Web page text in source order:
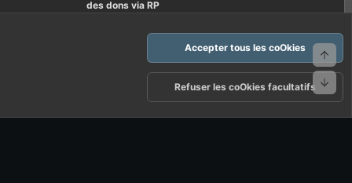
des dons via RP
Politique de confidentialité Aide
R
S
Accepter tous les coOkies
Refuser les coOkies facultatifs